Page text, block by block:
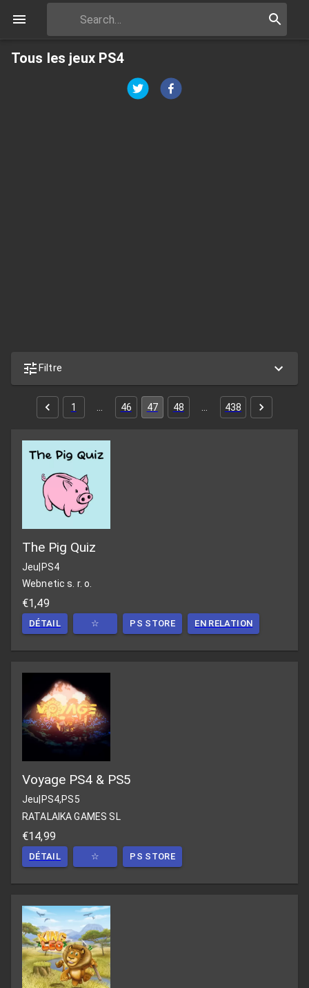
Tous les jeux PS4
Filtre
1 46 47 48 438
The Pig Quiz
Jeu|PS4
Webnetic s. r. o.
€1,49
DÉTAIL ☆ PS STORE EN RELATION
Voyage PS4 & PS5
Jeu PS4,PS5
RATALAIKA GAMES SL
€14,99
DÉTAIL ☆ PS STORE